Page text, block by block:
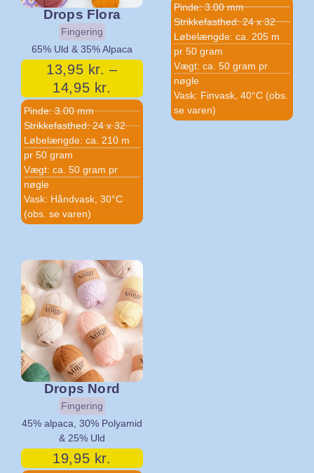
Drops Flora
Fingering
65% Uld & 35% Alpaca
13,95 kr. –
14,95 kr.
Pinde: 3.00 mm
Strikkefasthed: 24 x 32
Løbelængde: ca. 210 m
pr 50 gram
Vægt: ca. 50 gram pr
nøgle
Vask: Håndvask, 30°C
(obs. se varen)
Pinde: 3.00 mm
Strikkefasthed: 24 x 32
Løbelængde: ca. 205 m
pr 50 gram
Vægt: ca. 50 gram pr
nøgle
Vask: Finvask, 40°C (obs.
se varen)
Drops Nord
Fingering
45% alpaca, 30% Polyamid
& 25% Uld
19,95 kr.